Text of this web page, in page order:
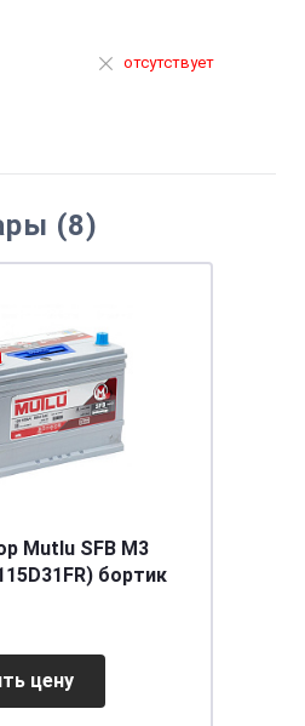
отсутствует
(8)
Mutlu SFB M3
бортик
цену